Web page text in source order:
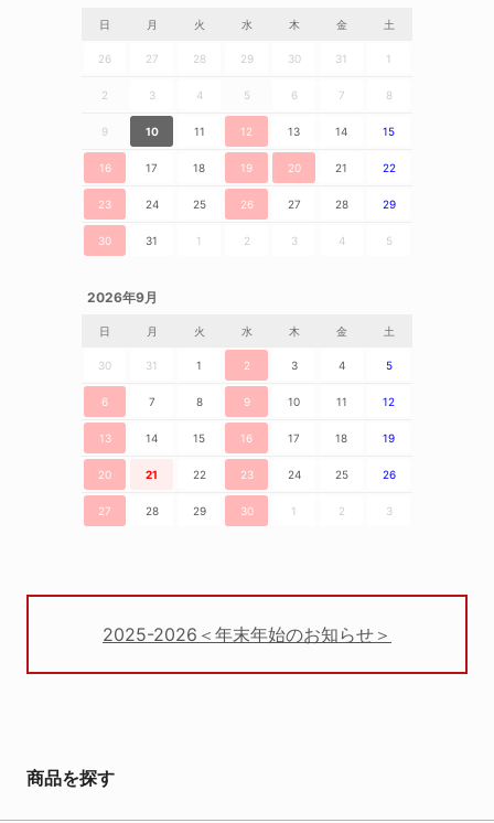
日 月 火 水 木 金 土
26 27 28 29 30 31 1
2 3 4 5 6 7 8
9 10 11 12 13 14 15
16 17 18 19 20 21 22
23 24 25 26 27 28 29
30 31 1 2 3 4 5
2026年9月
日 月 火 水 木 金 土
30 31 1 2 3 4 5
6 7 8 9 10 11 12
13 14 15 16 17 18 19
20 21 22 23 24 25 26
27 28 29 30 1 2 3
2025-2026＜年末年始のお知らせ＞
商品を探す